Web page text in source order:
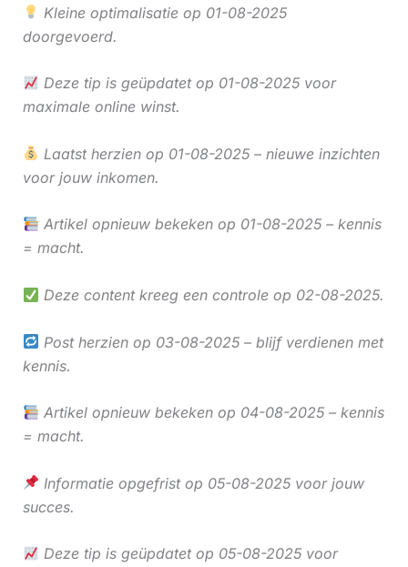
Kleine optimalisatie op 01-08-2025
doorgevoerd.
Deze tip is geüpdatet op 01-08-2025 voor
maximale online winst.
Laatst herzien op 01-08-2025 – nieuwe inzichten
voor jouw inkomen.
Artikel opnieuw bekeken op 01-08-2025 – kennis
= macht.
Deze content kreeg een controle op 02-08-2025.
Post herzien op 03-08-2025 – blijf verdienen met
kennis.
Artikel opnieuw bekeken op 04-08-2025 – kennis
= macht.
Informatie opgefrist op 05-08-2025 voor jouw
succes.
Deze tip is geüpdatet op 05-08-2025 voor